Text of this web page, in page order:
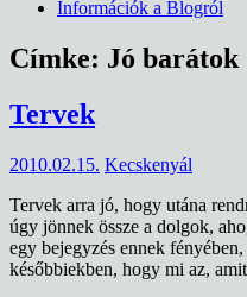
Információk a Blogról
Címke: Jó barátok
Tervek
2010.02.15. Kecskenyál
Tervek arra jó, hogy utána
úgy jönnek össze a dolgok,
egy bejegyzés ennek
későbbiekben, hogy mi az,